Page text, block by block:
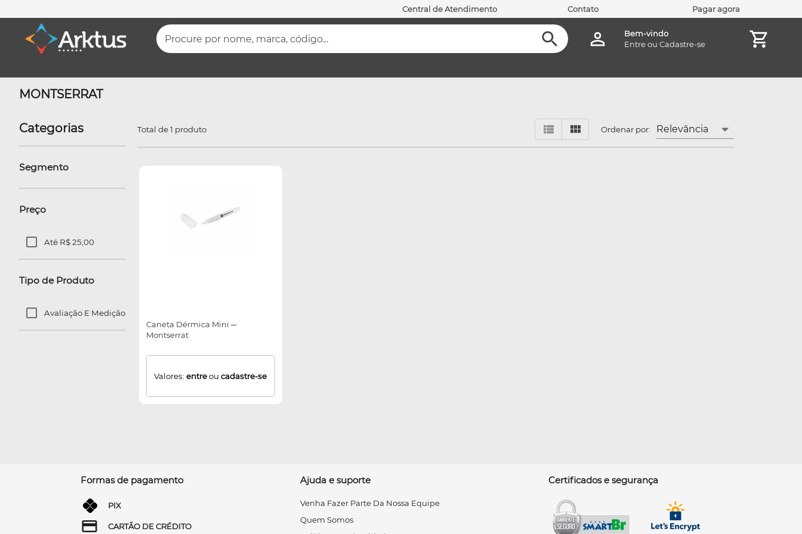
Central de Atendimento Contato Pagar agora
Procure por nome, marca, código...
Bem-vindo
Entreou Cadastre-se
MONTSERRAT
Categorias
Segmento
Preço
Até R$ 25,00
Tipo de Produto
Avaliação E Medição
Total de 1 produto Ordenar por: Relevância
Caneta Dérmica Mini ─
Montserrat
Valores: entreou cadastre-se
Formas de pagamento
PIX
CARTÃO DE CRÉDITO
Ajuda e suporte
Venha Fazer Parte Da Nossa Equipe
Quem Somos
Certificados e segurança